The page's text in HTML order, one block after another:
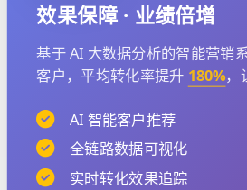
效果保障 · 业绩倍增
基于 AI 大数据分析的智能营销
客户，平均转化率提升 180%，
AI 智能客户推荐
全链路数据可视化
实时转化效果追踪